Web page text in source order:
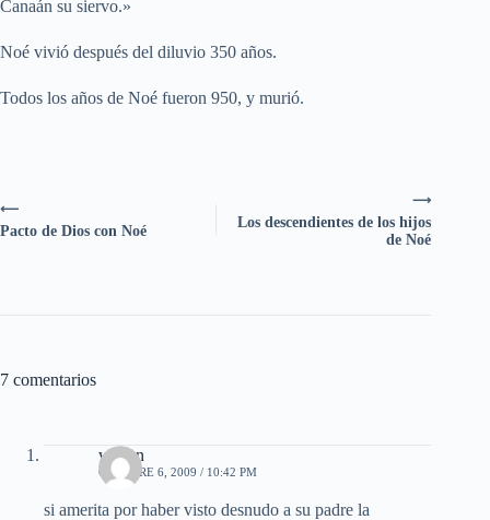
Canaán su siervo.»
Noé vivió después del diluvio 350 años.
Todos los años de Noé fueron 950, y murió.
⟶
Los descendientes de los hijos
de Noé
⟵
Pacto de Dios con Noé
7 comentarios
wilson
OCTUBRE 6, 2009 / 10:42 PM
si amerita por haber visto desnudo a su padre la